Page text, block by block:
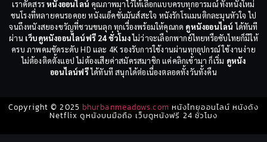
เราคัดสรรหนังออนไลน์ คุณภาพมาไว้ให้เลือกแบบครบทุกอารมณ์ ทั้งหนังใหม่
ชนโรงที่หลายคนรอคอย หนังแอ็คชั่นมันส์สะใจ หนังรักโรแมนติกละมุนหัวใจ ไป
จนถึงหนังสยองขวัญที่ชวนขนลุก ทุกเรื่องพร้อมให้คุณกด ดูหนังออนไลน์ ได้ทันที
ผ่าน เว็บดูหนังออนไลน์ฟรี 24 ชั่วโมงไม่ว่าจะเลือกพากย์ไทยหรือซับไทยก็มีให้
ครบ ภาพคมชัดระดับ HD และ 4K รองรับการใช้งานผ่านทุกอุปกรณ์ ใช้งานง่าย
ไม่ต้องติดตั้งแอป ไม่ต้องเสียค่าสมัครสมาชิก แค่คลิกเข้ามา ก็เริ่ม ดูหนัง
ออนไลน์ฟรีได้ทันที สนุกได้ต่อเนื่องตลอดทั้งวันทั้งคืน
Copyright © 2025 bhurbanmeadows.com หนังไทยออนไลน์ หนังดัง
Netflix ดูหนังบนมือถือ เว็บดูหนังฟรี 24 ชั่วโมง